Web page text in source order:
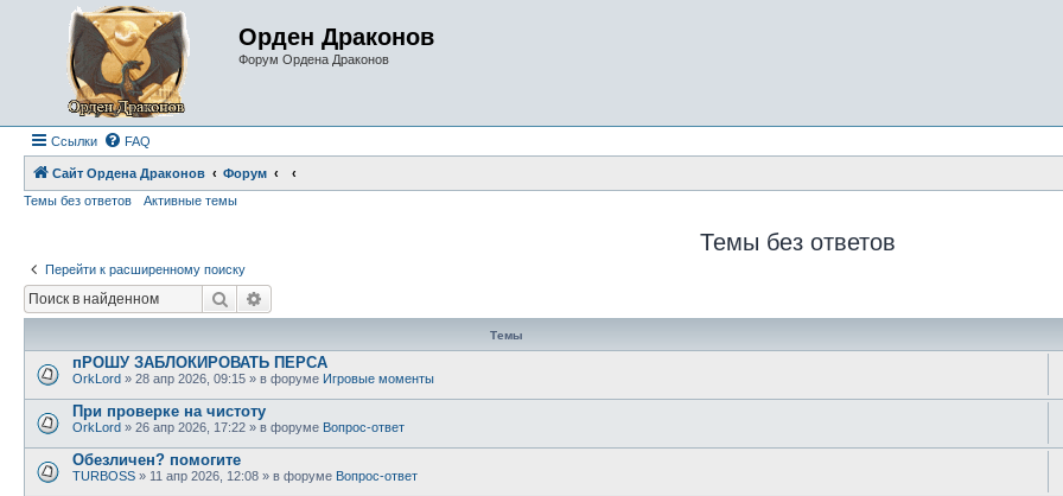
Орден Драконов
Форум Ордена Драконов
Ссылки FAQ
Сайт Ордена Драконов
Форум
Темы без ответов
Активные темы
Темы без ответов
Перейти к расширенному поиску
Поиск
Темы
пРОШУ ЗАБЛОКИРОВАТЬ ПЕРСА
OrkLord » 28 апр 2026, 09:15 » в форуме Игровые моменты
При проверке на чистоту
OrkLord » 26 апр 2026, 17:22 » в форуме Вопрос-ответ
Обезличен? помогите
TURBOSS » 11 апр 2026, 12:08 » в форуме Вопрос-ответ